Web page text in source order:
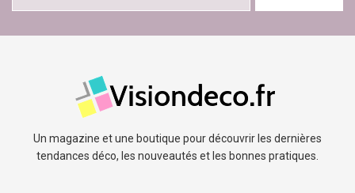
Un magazine et une boutique pour découvrir les dernières
tendances déco, les nouveautés et les bonnes pratiques.